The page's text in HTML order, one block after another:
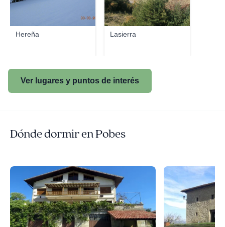
Hereña Lasierra
Ver lugares y puntos de interés
Dónde dormir en Pobes